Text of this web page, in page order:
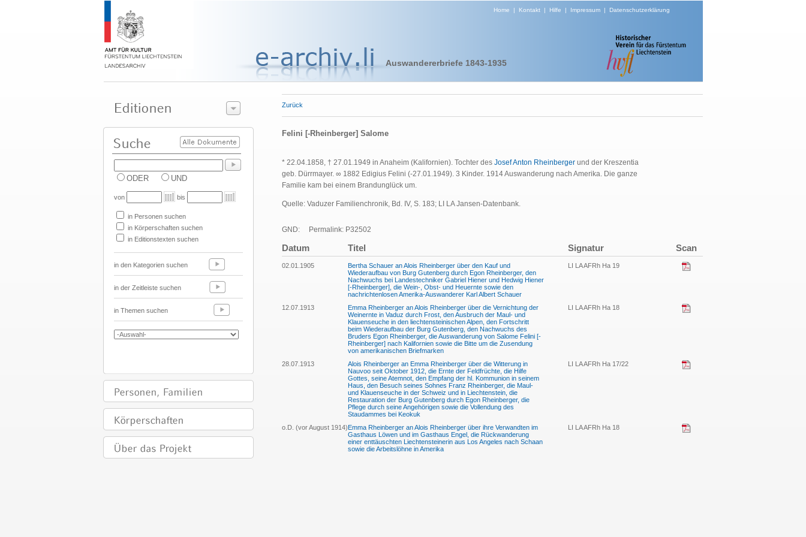
Home | Kontakt| Hilfe | Impressum| Datenschutzerklärung
Auswandererbriefe 1843-1935
ODER UND
von bis
in Personen suchen
in Körperschaften suchen
in Editionstexten suchen
in den Kategorien suchen
in der Zeitleiste suchen
in Themen suchen
Zurück
Felini [-Rheinberger] Salome
* 22.04.1858, † 27.01.1949 in Anaheim (Kalifornien). Tochter des Josef Anton Rheinberger und der Kreszentia
geb. Dürrmayer. ∞ 1882 Edigius Felini (-27.01.1949). 3 Kinder. 1914 Auswanderung nach Amerika. Die ganze
Familie kam bei einem Brandunglück um.
Quelle: Vaduzer Familienchronik, Bd. IV, S. 183; LI LA Jansen-Datenbank.
GND: Permalink: P32502
Datum Titel Signatur Scan
02.01.1905
Bertha Schauer an Alois Rheinberger über den Kauf und
Wiederaufbau von Burg Gutenberg durch Egon Rheinberger, den
Nachwuchs bei Landestechniker Gabriel Hiener und Hedwig Hiener
[-Rheinberger], die Wein-, Obst- und Heuernte sowie den
nachrichtenlosen Amerika-Auswanderer Karl Albert Schauer
LI LA AFRh Ha 19
12.07.1913
Emma Rheinberger an Alois Rheinberger über die Vernichtung der
Weinernte in Vaduz durch Frost, den Ausbruch der Maul- und
Klauenseuche in den liechtensteinischen Alpen, den Fortschritt
beim Wiederaufbau der Burg Gutenberg, den Nachwuchs des
Bruders Egon Rheinberger, die Auswanderung von Salome Felini [-
Rheinberger] nach Kalifornien sowie die Bitte um die Zusendung
von amerikanischen Briefmarken
LI LA AFRh Ha 18
28.07.1913
Alois Rheinberger an Emma Rheinberger über die Witterung in
Nauvoo seit Oktober 1912, die Ernte der Feldfrüchte, die Hilfe
Gottes, seine Atemnot, den Empfang der hl. Kommunion in seinem
Haus, den Besuch seines Sohnes Franz Rheinberger, die Maul-
und Klauenseuche in der Schweiz und in Liechtenstein, die
Restauration der Burg Gutenberg durch Egon Rheinberger, die
Pflege durch seine Angehörigen sowie die Vollendung des
Staudammes bei Keokuk
LI LA AFRh Ha 17/22
o.D. (vor August 1914)Emma Rheinberger an Alois Rheinberger über ihre Verwandten im
Gasthaus Löwen und im Gasthaus Engel, die Rückwanderung
einer enttäuschten Liechtensteinerin aus Los Angeles nach Schaan
sowie die Arbeitslöhne in Amerika
LI LA AFRh Ha 18